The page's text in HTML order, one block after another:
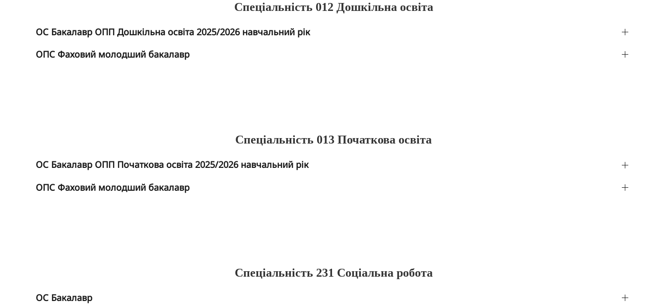
Спеціальність 012 Дошкільна освіта
ОС Бакалавр ОПП Дошкільна освіта 2025/2026 навчальний рік
ОПС Фаховий молодший бакалавр
Спеціальність 013 Початкова освіта
ОС Бакалавр ОПП Початкова освіта 2025/2026 навчальний рік
ОПС Фаховий молодший бакалавр
Спеціальність 231 Соціальна робота
ОС Бакалавр